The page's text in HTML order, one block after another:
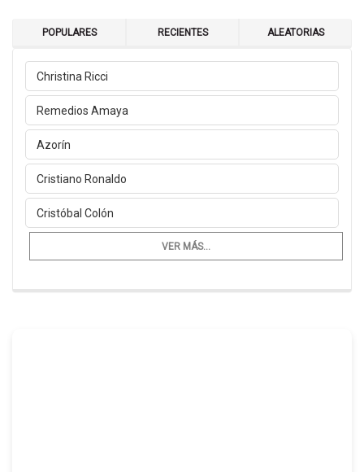
POPULARES RECIENTES ALEATORIAS
Christina Ricci
Remedios Amaya
Azorín
Cristiano Ronaldo
Cristóbal Colón
VER MÁS...